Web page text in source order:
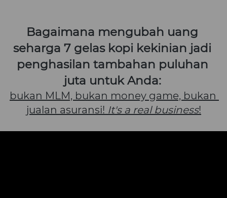
Bagaimana mengubah uang
seharga 7 gelas kopi kekinian jadi
penghasilan tambahan puluhan
juta untuk Anda:
bukan MLM, bukan money game, bukan
jualan asuransi! It's a real business!